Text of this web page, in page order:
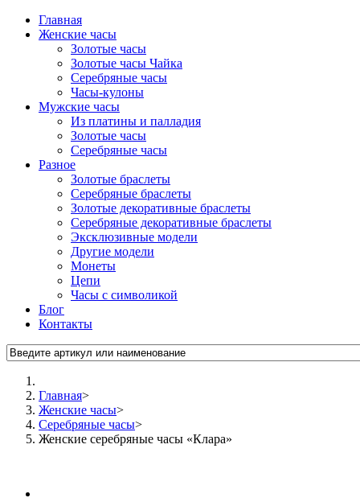
Главная
Женские часы
Золотые часы
Золотые часы Чайка
Серебряные часы
Часы-кулоны
Мужские часы
Из платины и палладия
Золотые часы
Серебряные часы
Разное
Золотые браслеты
Серебряные браслеты
Золотые декоративные браслеты
Серебряные декоративные браслеты
Эксклюзивные модели
Другие модели
Монеты
Цепи
Часы с символикой
Блог
Контакты
Главная>
Женские часы>
Серебряные часы>
Женские серебряные часы «Клара»